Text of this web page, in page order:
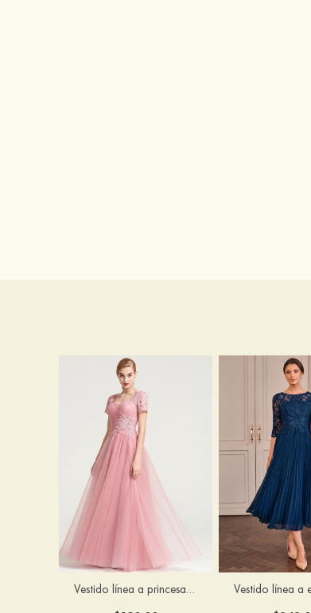
Vestido línea a princesa cuello de corazón hasta el suelo vestido de madrina